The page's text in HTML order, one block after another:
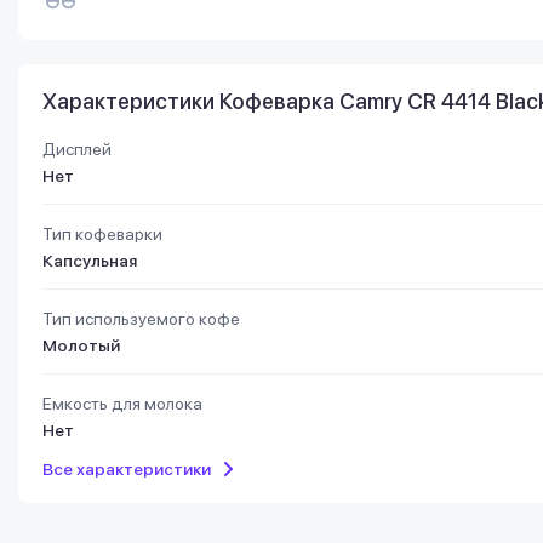
Характеристики Кофеварка Camry CR 4414
Дисплей
Нет
Тип кофеварки
Капсульная
Тип используемого кофе
Молотый
Емкость для молока
Нет
Все характеристики